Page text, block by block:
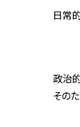
日常
政治
その